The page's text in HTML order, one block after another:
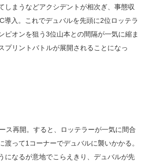
しまうなどアクシデントが相次ぎ、事態収
導入。これでデュバルを先頭に2位ロッテラ
ピオンを狙う3位山本との間隔が一気に縮ま
プリントバトルが展開されることになっ
ス再開。すると、ロッテラーが一気に間合
渡って1コーナーでデュバルに襲いかかる。
になるが意地でこらえきり、デュバルが先